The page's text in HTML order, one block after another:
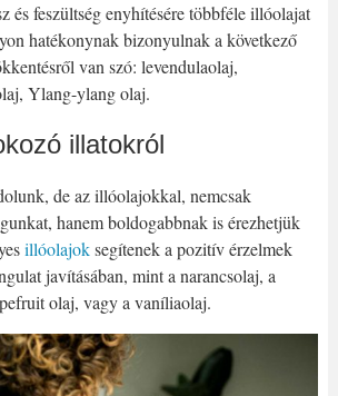
és feszültség enyhítésére többféle illóolajat
hatékonynak bizonyulnak a következő
van szó: levendulaolaj,
Ylang-ylang olaj.
illatokról
de az illóolajokkal, nemcsak
hanem boldogabbnak is érezhetjük
illóolajoksegítenek a pozitív érzelmek
javításában, mint a narancsolaj, a
olaj, vagy a vaníliaolaj.